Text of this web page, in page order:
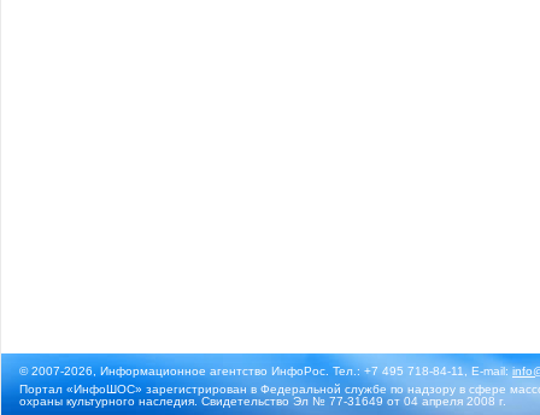
© 2007-2026, Информационное агентство ИнфоРос. Тел.: +7 495 718-84-11, E-mail:
Портал «ИнфоШОС» зарегистрирован в Федеральной службе по надзору в сфере
охраны культурного наследия. Свидетельство Эл № 77-31649 от 04 апреля 2008 г.